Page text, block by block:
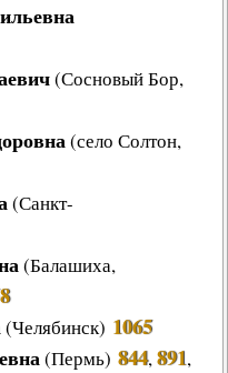
(Сосновый Бор,
(село Солтон,
(Санкт-
(Балашиха,
(Челябинск) 1065
(Пермь) 844,891,